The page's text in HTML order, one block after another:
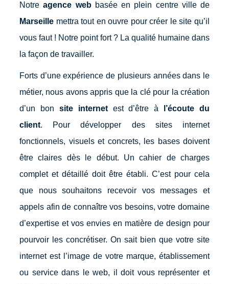
Notreagence webbasée en plein centre ville de
Marseille mettra tout en ouvre pour créer le site qu’il
vous faut ! Notre point fort ? La qualité humaine dans
la façon de travailler.
Forts d’une expérience de plusieurs années dans le
métier, nous avons appris que la clé pour la création
d’un bon site internetest d’être à l’écoute du
client. Pour développer des sites internet
fonctionnels, visuels et concrets, les bases doivent
être claires dès le début. Un cahier de charges
complet et détaillé doit être établi. C’est pour cela
que nous souhaitons recevoir vos messages et
appels afin de connaître vos besoins, votre domaine
d’expertise et vos envies en matière de design pour
pourvoir les concrétiser. On sait bien que votre site
internet est l’image de votre marque, établissement
ou service dans le web, il doit vous représenter et